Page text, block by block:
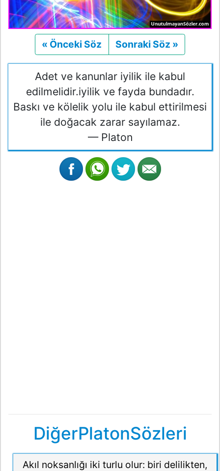
« Önceki Söz Önceki
Sonraki Söz »
Adet ve kanunlar iyilik ile kabul
edilmelidir.iyilik ve fayda bundadır.
Baskı ve kölelik yolu ile kabul ettirilmesi
ile doğacak zarar sayılamaz.
— Platon
DiğerPlatonSözleri
Akıl noksanlığı iki turlu olur: biri delilikten,